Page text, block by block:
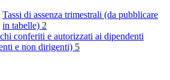
Tassi di assenza trimestrali (da pubblicare
in tabelle) 2
conferiti e autorizzati ai dipendenti
e non dirigenti) 5